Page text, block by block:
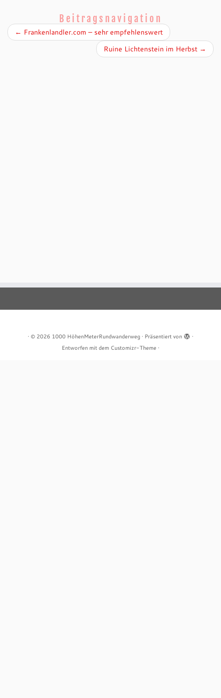
Beitragsnavigation
← Frankenlandler.com – sehr empfehlenswert
Ruine Lichtenstein im Herbst →
· © 2026 1000 HöhenMeterRundwanderweg · Präsentiert von
·
Entworfen mit dem Customizr-Theme ·